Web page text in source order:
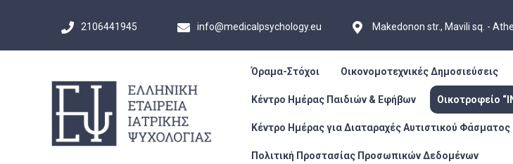
2106441945 info@medicalpsychology.eu Makedonon str., Mavili sq. -
Όραμα-Στόχοι Οικονομοτεχνικές Δημοσιεύσεις
Κέντρο Ημέρας Παιδιών & Εφήβων Οικοτροφείο
Κέντρο Ημέρας για Διαταραχές Αυτιστικού Φάσματος
Πολιτική Προστασίας Προσωπικών Δεδομένων